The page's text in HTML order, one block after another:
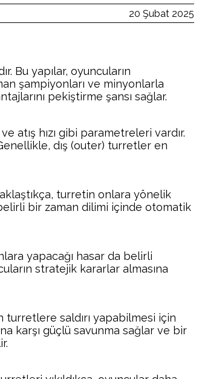
20 Şubat 2025
Bu yapılar, oyuncuların
şampiyonları ve minyonlarla
pekiştirme şansı sağlar.
atış hızı gibi parametreleri vardır.
dış (outer) turretler en
turretin onlara yönelik
belirli bir zaman dilimi içinde otomatik
yapacağı hasar da belirli
stratejik kararlar almasına
turretlere saldırı yapabilmesi için
karşı güçlü savunma sağlar ve bir